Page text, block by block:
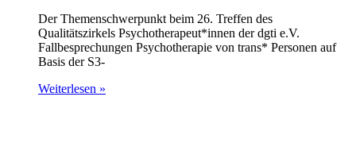
Der Themenschwerpunkt beim 26. Treffen des
Qualitätszirkels Psychotherapeut*innen der dgti e.V.
Fallbesprechungen Psychotherapie von trans* Personen auf
Basis der S3-
Weiterlesen »